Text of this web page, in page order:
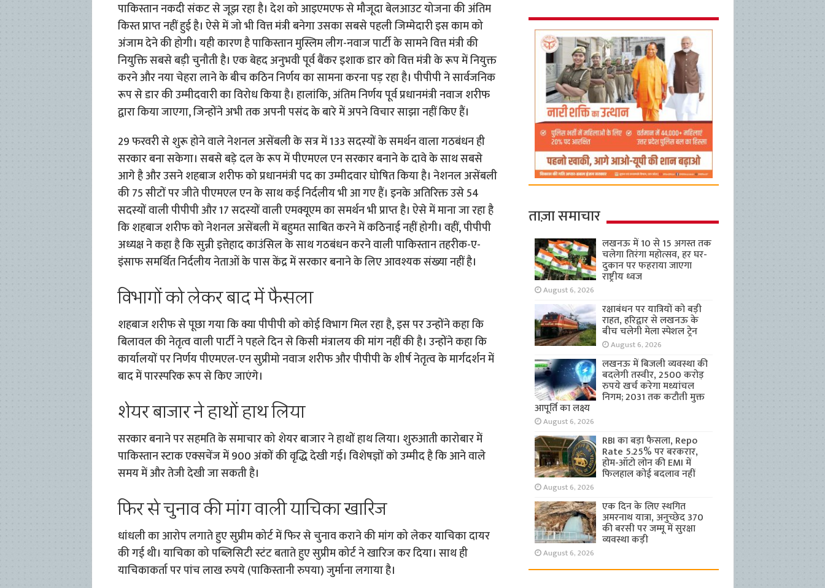
पाकिस्तान नकदी संकट से जूझ रहा है। देश को आइएमएफ से मौजूदा बेलआउट योजना की अंतिम
किस्त प्राप्त नहीं हुई है। ऐसे में जो भी वित्त मंत्री बनेगा उसका सबसे पहली जिम्मेदारी इस काम को
अंजाम देने की होगी। यही कारण है पाकिस्तान मुस्लिम लीग-नवाज पार्टी के सामने वित्त मंत्री की
नियुक्ति सबसे बड़ी चुनौती है। एक बेहद अनुभवी पूर्व बैंकर इशाक डार को वित्त मंत्री के रूप में नियुक्त
करने और नया चेहरा लाने के बीच कठिन निर्णय का सामना करना पड़ रहा है। पीपीपी ने सार्वजनिक
रूप से डार की उम्मीदवारी का विरोध किया है। हालांकि, अंतिम निर्णय पूर्व प्रधानमंत्री नवाज शरीफ
द्वारा किया जाएगा, जिन्होंने अभी तक अपनी पसंद के बारे में अपने विचार साझा नहीं किए हैं।
29 फरवरी से शुरू होने वाले नेशनल असेंबली के सत्र में 133 सदस्यों के समर्थन वाला गठबंधन ही
सरकार बना सकेगा। सबसे बड़े दल के रूप में पीएमएल एन सरकार बनाने के दावे के साथ सबसे
आगे है और उसने शहबाज शरीफ को प्रधानमंत्री पद का उम्मीदवार घोषित किया है। नेशनल असेंबली
की 75 सीटों पर जीते पीएमएल एन के साथ कई निर्दलीय भी आ गए हैं। इनके अतिरिक्त उसे 54
सदस्यों वाली पीपीपी और 17 सदस्यों वाली एमक्यूएम का समर्थन भी प्राप्त है। ऐसे में माना जा रहा है
कि शहबाज शरीफ को नेशनल असेंबली में बहुमत साबित करने में कठिनाई नहीं होगी। वहीं, पीपीपी
अध्यक्ष ने कहा है कि सुन्नी इत्तेहाद काउंसिल के साथ गठबंधन करने वाली पाकिस्तान तहरीक-ए-
इंसाफ समर्थित निर्दलीय नेताओं के पास केंद्र में सरकार बनाने के लिए आवश्यक संख्या नहीं है।
विभागों को लेकर बाद में फैसला
शहबाज शरीफ से पूछा गया कि क्या पीपीपी को कोई विभाग मिल रहा है, इस पर उन्होंने कहा कि
बिलावल की नेतृत्व वाली पार्टी ने पहले दिन से किसी मंत्रालय की मांग नहीं की है। उन्होंने कहा कि
कार्यालयों पर निर्णय पीएमएल-एन सुप्रीमो नवाज शरीफ और पीपीपी के शीर्ष नेतृत्व के मार्गदर्शन में
बाद में पारस्परिक रूप से किए जाएंगे।
शेयर बाजार ने हाथों हाथ लिया
सरकार बनाने पर सहमति के समाचार को शेयर बाजार ने हाथों हाथ लिया। शुरुआती कारोबार में
पाकिस्तान स्टाक एक्सचेंज में 900 अंकों की वृद्धि देखी गई। विशेषज्ञों को उम्मीद है कि आने वाले
समय में और तेजी देखी जा सकती है।
फिर से चुनाव की मांग वाली याचिका खारिज
धांधली का आरोप लगाते हुए सुप्रीम कोर्ट में फिर से चुनाव कराने की मांग को लेकर याचिका दायर
की गई थी। याचिका को पब्लिसिटी स्टंट बताते हुए सुप्रीम कोर्ट ने खारिज कर दिया। साथ ही
याचिकाकर्ता पर पांच लाख रुपये (पाकिस्तानी रुपया) जुर्माना लगाया है।
ताज़ा समाचार
लखनऊ में 10 से 15 अगस्त तक
चलेगा तिरंगा महोत्सव, हर घर-
दुकान पर फहराया जाएगा
राष्ट्रीय ध्वज
August 6, 2026
रक्षाबंधन पर यात्रियों को बड़ी
राहत, हरिद्वार से लखनऊ के
बीच चलेगी मेला स्पेशल ट्रेन
August 6, 2026
लखनऊ में बिजली व्यवस्था की
बदलेगी तस्वीर, 2500 करोड़
रुपये खर्च करेगा मध्यांचल
निगम; 2031 तक कटौती मुक्त
आपूर्ति का लक्ष्य
August 6, 2026
RBI का बड़ा फैसला, Repo
Rate 5.25% पर बरकरार,
होम-ऑटो लोन की EMI में
फिलहाल कोई बदलाव नहीं
August 6, 2026
एक दिन के लिए स्थगित
अमरनाथ यात्रा, अनुच्छेद 370
की बरसी पर जम्मू में सुरक्षा
व्यवस्था कड़ी
August 6, 2026